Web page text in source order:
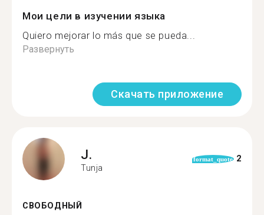
Мои цели в изучении языка
Quiero mejorar lo más que se pueda...
Развернуть
Скачать приложение
J.
Tunja
format_quote 2
СВОБОДНЫЙ